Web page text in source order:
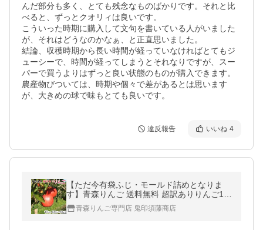
んだ部分も多く、とても残念なものばかりです。それと比
べると、ずっとクオリィは良いです。
こういった時期に購入して文句を書いている人がいました
が、それはどうなのかなぁ、と正直思いました。
結論、収穫時期から長い時間が経っていなければとてもジ
ューシーで、時間が経ってしまうとそれなりですが、スー
パーで買うよりはずっと良い状態のものが購入できます。
農産物びついては、時期や個々で差があるとは思います
が、大きめの球で味もとても良いです。
違反報告 いいね 4
【ただ今有袋ふじ・モールド詰めとなりま
す】青森りんご 送料無料 超訳ありりんご10
ｋｇ(10キロ前後)28〜50玉
青森りんご専門店 鬼印須藤商店